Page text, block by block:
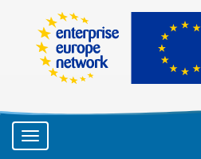
Toggle navigation